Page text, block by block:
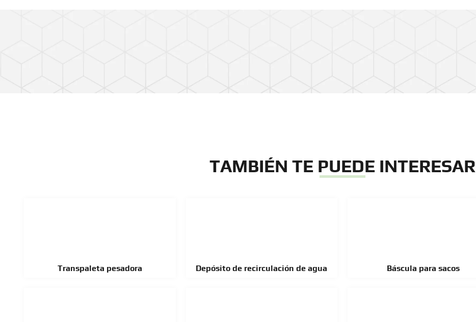
TAMBIÉN TE PUEDE INTERESAR
Transpaleta pesadora Depósito de recirculación de agua Báscula para sacos